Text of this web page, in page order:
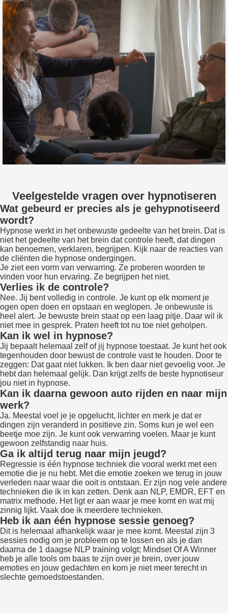
Veelgestelde vragen over hypnotiseren
Wat gebeurd er precies als je gehypnotiseerd
wordt?
Hypnose werkt in het onbewuste gedeelte van het brein. Dat is
niet het gedeelte van het brein dat controle heeft, dat dingen
kan benoemen, verklaren, begrijpen. Kijk naar de reacties van
de cliënten die hypnose ondergingen.
Je ziet een vorm van verwarring. Ze proberen woorden te
vinden voor hun ervaring. Ze begrijpen het niet.
Verlies ik de controle?
Nee. Jij bent volledig in controle. Je kunt op elk moment je
ogen open doen en opstaan en weglopen. Je onbewuste is
heel alert. Je bewuste brein staat op een laag pitje. Daar wil ik
niet mee in gesprek. Praten heeft tot nu toe niet geholpen.
Kan ik wel in hypnose?
Jij bepaalt helemaal zelf of jij hypnose toestaat. Je kunt het ook
tegenhouden door bewust de controle vast te houden. Door te
zeggen: Dat gaat niet lukken. Ik ben daar niet gevoelig voor. Je
hebt dan helemaal gelijk. Dan krijgt zelfs de beste hypnotiseur
jou niet in hypnose.
Kan ik daarna gewoon auto rijden en naar mijn
werk?
Ja. Meestal voel je je opgelucht, lichter en merk je dat er
dingen zijn veranderd in positieve zin. Soms kun je wel een
beetje moe zijn. Je kunt ook verwarring voelen. Maar je kunt
gewoon zelfstandig naar huis.
Ga ik altijd terug naar mijn jeugd?
Regressie is één hypnose techniek die vooral werkt met een
emotie die je nu hebt. Met die emotie zoeken we terug in jouw
verleden naar waar die ooit is ontstaan. Er zijn nog vele andere
technieken die ik in kan zetten. Denk aan NLP, EMDR, EFT en
matrix methode. Het ligt er aan waar je mee komt en wat mij
zinnig lijkt. Vaak doe ik meerdere technieken.
Heb ik aan één hypnose sessie genoeg?
Dit is helemaal afhankelijk waar je mee komt. Meestal zijn 3
sessies nodig om je probleem op te lossen en als je dan
daarna de 1 daagse NLP training volgt; Mindset Of A Winner
heb je alle tools om baas te zijn over je brein, over jouw
emoties en jouw gedachten en kom je niet meer terecht in
slechte gemoedstoestanden.